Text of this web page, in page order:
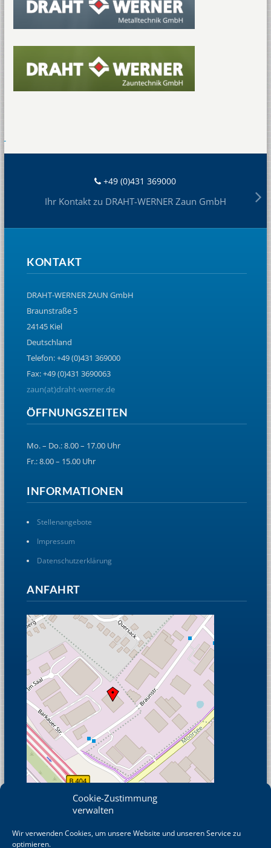
Cookie-Zustimmung
verwalten
Wir verwenden Cookies, um unsere Website und unseren Service zu
optimieren.
+49 (0)431 369000
Ihr Kontakt zu DRAHT-WERNER Zaun GmbH
KONTAKT
DRAHT-WERNER ZAUN GmbH
Braunstraße 5
24145 Kiel
Deutschland
Telefon: +49 (0)431 369000
Fax: +49 (0)431 3690063
zaun(at)draht-werner.de
ÖFFNUNGSZEITEN
Mo. – Do.: 8.00 – 17.00 Uhr
Fr.: 8.00 – 15.00 Uhr
INFORMATIONEN
Stellenangebote
Impressum
Datenschutzerklärung
ANFAHRT
© OpenStreetMap